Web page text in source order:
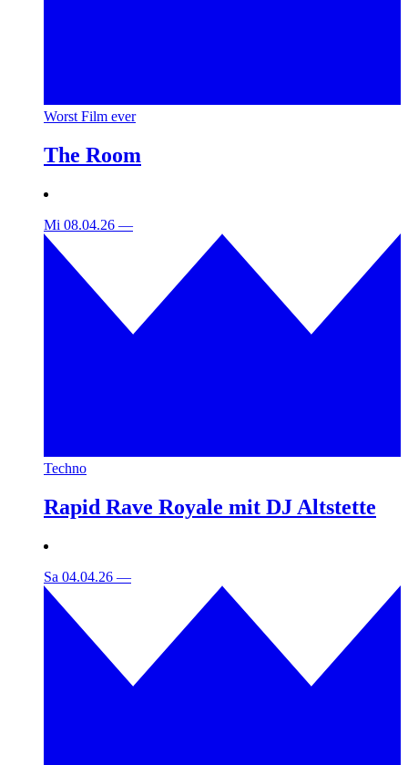
Worst Film ever
The Room
Mi 08.04.26 —
Techno
Rapid Rave Royale mit DJ Altstette
Sa 04.04.26 —